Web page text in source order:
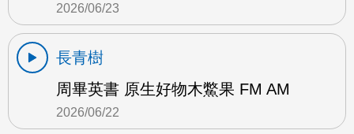
2026/06/23
長青樹
周畢英書 原生好物木鱉果 FM AM
2026/06/22